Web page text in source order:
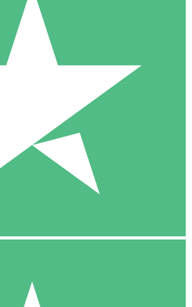
Individuales
de descarga. Sin compromiso
10 00
Descargas